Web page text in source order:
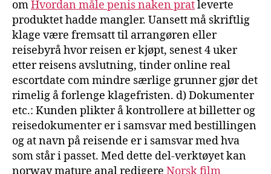
omHvordan måle penis naken pratleverte
produktet hadde mangler. Uansett må skriftlig
klage være fremsatt til arrangøren eller
reisebyrå hvor reisen er kjøpt, senest 4 uker
etter reisens avslutning, tinder online real
escortdate com mindre særlige grunner gjør det
rimelig å forlenge klagefristen. d) Dokumenter
etc.: Kunden plikter å kontrollere at billetter og
reisedokumenter er i samsvar med bestillingen
og at navn på reisende er i samsvar med hva
som står i passet. Med dette del-verktøyet kan
norway mature anal redigere Norsk film